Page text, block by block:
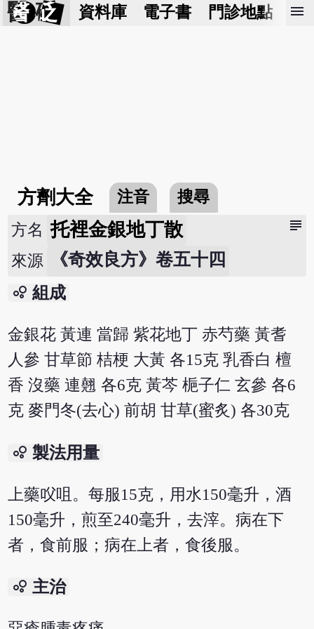
醫 砭 資料庫 電子書 門診地點 預
menu
方劑大全 注音 搜尋
subject
方名 托裡金銀地丁散
來源 《奇效良方》卷五十四
bubble_chart 組成
金銀花 黃連 當歸 紫花地丁 赤芍藥 黃耆
人參 甘草節 桔梗 大黃 各15克 乳香白 檀
香 沒藥 連翹 各6克 黃芩 梔子仁 玄參 各6
克 麥門冬(去心) 前胡 甘草(蜜炙) 各30克
bubble_chart 製法用量
上藥㕮咀。每服15克，用水150毫升，酒
150毫升，煎至240毫升，去滓。病在下
者，食前服；病在上者，食後服。
bubble_chart 主治